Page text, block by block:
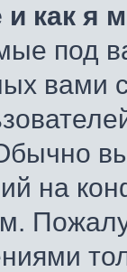
как я
под
на